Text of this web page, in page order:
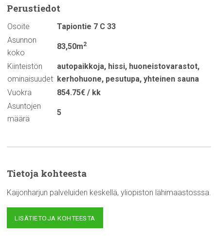
Perustiedot
Osoite
Tapiontie 7 C 33
Asunnon
koko
83,50m2
Kiinteistön
ominaisuudet
autopaikkoja, hissi, huoneistovarastot,
kerhohuone, pesutupa, yhteinen sauna
Vuokra
854.75€ / kk
Asuntojen
määrä
5
Tietoja kohteesta
Kaijonharjun palveluiden keskellä, yliopiston lähimaastosssa.
LISÄTIETOJA KOHTEESTA